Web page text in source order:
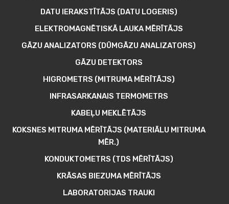
DATU IERAKSTĪTĀJS (DATU LOGERIS)
ELEKTROMAGNĒTISKĀ LAUKA MĒRĪTĀJS
GĀZU ANALIZATORS (DŪMGĀZU ANALIZATORS)
GĀZU DETEKTORS
HIGROMETRS (MITRUMA MĒRĪTĀJS)
INFRASARKANAIS TERMOMETRS
KABEĻU MEKLĒTĀJS
KOKSNES MITRUMA MĒRĪTĀJS (MATERIĀLU MITRUMA
MĒR.)
KONDUKTOMETRS (TDS MĒRĪTĀJS)
KRĀSAS BIEZUMA MĒRĪTĀJS
LABORATORIJAS TRAUKI